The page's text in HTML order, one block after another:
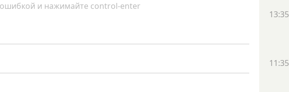
и нажимайте control-enter
13:35
11:35